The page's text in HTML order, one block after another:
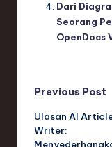
Dari
Seorang
OpenDocs
Post
Previous Post
Ulasan AI
Writer: